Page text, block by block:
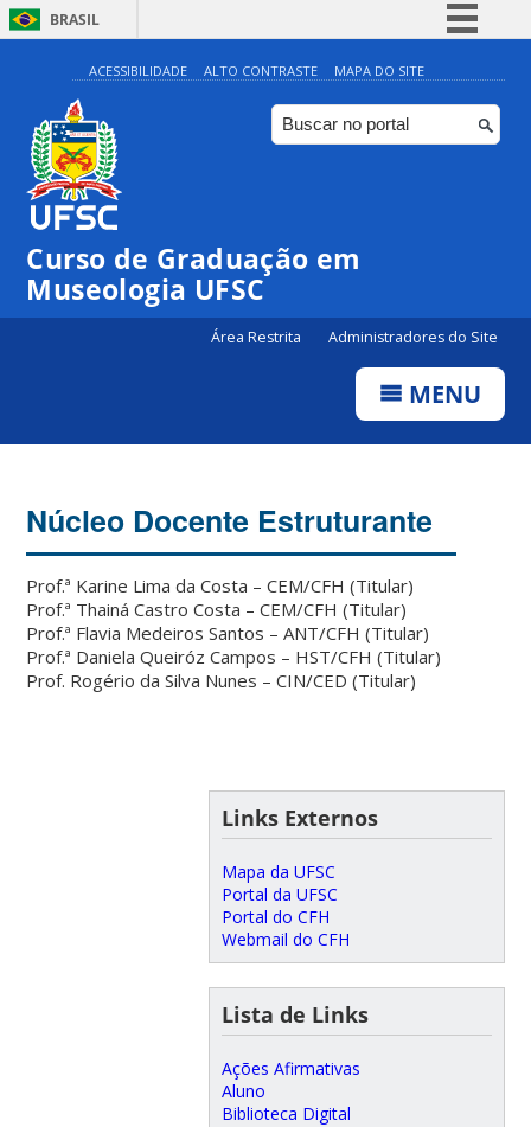
BRASIL
Simplifique!
Comunica BR
Participe
Canais
ACESSIBILIDADE ALTO CONTRASTE MAPA DO SITE
Curso de Graduação em
Museologia UFSC
Área Restrita Administradores do Site
MENU
Núcleo Docente Estruturante
Prof.ª Karine Lima da Costa – CEM/CFH (Titular)
Prof.ª Thainá Castro Costa – CEM/CFH (Titular)
Prof.ª Flavia Medeiros Santos – ANT/CFH (Titular)
Prof.ª Daniela Queiróz Campos – HST/CFH (Titular)
Prof. Rogério da Silva Nunes – CIN/CED (Titular)
Links Externos
Mapa da UFSC
Portal da UFSC
Portal do CFH
Webmail do CFH
Lista de Links
Ações Afirmativas
Aluno
Biblioteca Digital